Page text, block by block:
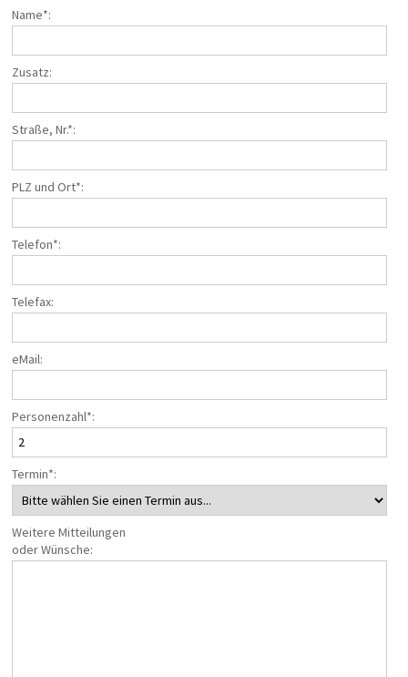
Geschäftsführung
Werkstatt
Nachhaltigkeit
KONTAKT
Katalogbestellung
WhatsApp
Name*:
Zusatz:
Straße, Nr.*:
PLZ und Ort*:
Telefon*:
Telefax:
eMail:
Personenzahl*:
Termin*:
Weitere Mitteilungen
oder Wünsche: